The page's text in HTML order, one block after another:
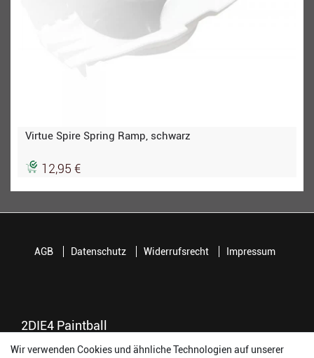
Virtue Spire Spring Ramp, schwarz
12,95 €
2DIE4 Paintball
56457 Westerburg
AGB Datenschutz Widerrufsrecht Impressum
Wir verwenden Cookies und ähnliche Technologien auf unserer